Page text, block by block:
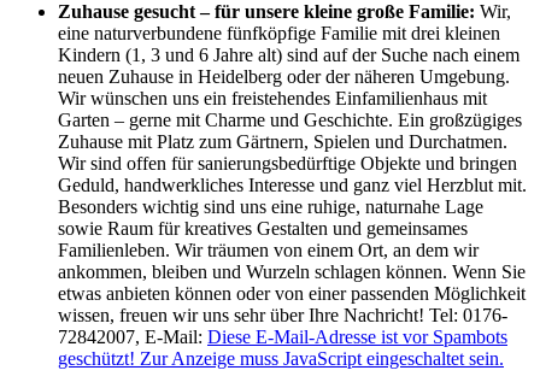
Zuhause gesucht – für unsere kleine große Familie: Wir,
eine naturverbundene fünfköpfige Familie mit drei kleinen
Kindern (1, 3 und 6 Jahre alt) sind auf der Suche nach einem
neuen Zuhause in Heidelberg oder der näheren Umgebung.
Wir wünschen uns ein freistehendes Einfamilienhaus mit
Garten – gerne mit Charme und Geschichte. Ein großzügiges
Zuhause mit Platz zum Gärtnern, Spielen und Durchatmen.
Wir sind offen für sanierungsbedürftige Objekte und bringen
Geduld, handwerkliches Interesse und ganz viel Herzblut mit.
Besonders wichtig sind uns eine ruhige, naturnahe Lage
sowie Raum für kreatives Gestalten und gemeinsames
Familienleben. Wir träumen von einem Ort, an dem wir
ankommen, bleiben und Wurzeln schlagen können. Wenn Sie
etwas anbieten können oder von einer passenden Möglichkeit
wissen, freuen wir uns sehr über Ihre Nachricht! Tel: 0176-
72842007, E-Mail: Diese E-Mail-Adresse ist vor Spambots
geschützt! Zur Anzeige muss JavaScript eingeschaltet sein.